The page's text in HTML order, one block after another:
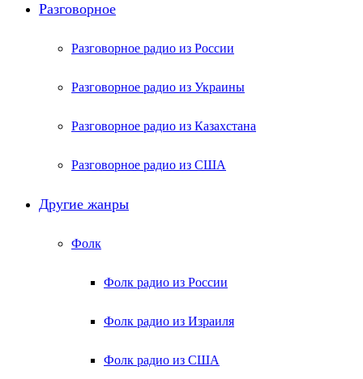
Разговорное
Разговорное радио из России
Разговорное радио из Украины
Разговорное радио из Казахстана
Разговорное радио из США
Другие жанры
Фолк
Фолк радио из России
Фолк радио из Израиля
Фолк радио из США